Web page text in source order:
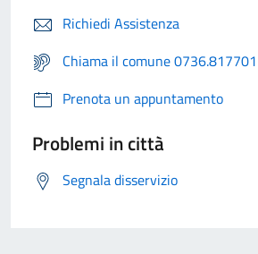
Richiedi Assistenza
Chiama il comune 0736.817701
Prenota un appuntamento
Problemi in città
Segnala disservizio